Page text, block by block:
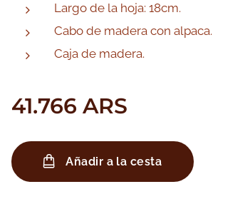
Largo de la hoja: 18cm.
Cabo de madera con alpaca.
Caja de madera.
41.766 ARS
Añadir a la cesta